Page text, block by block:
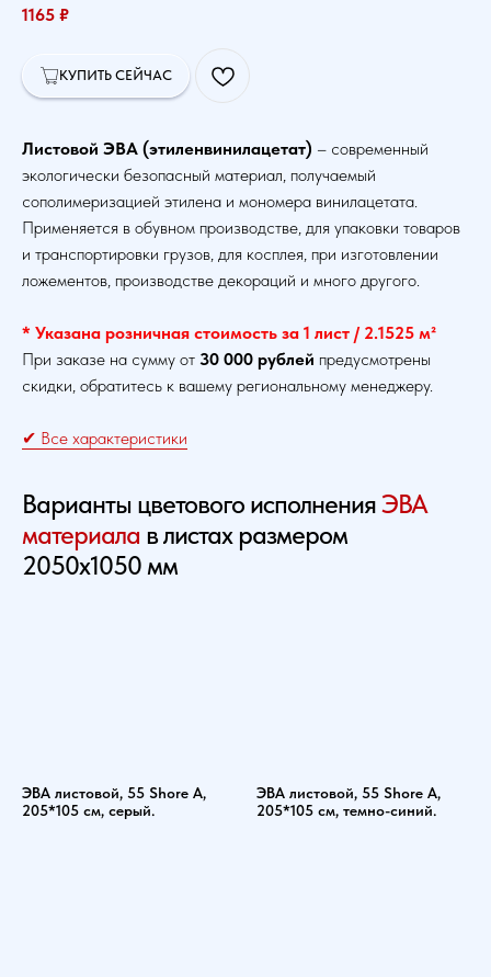
1165 ₽
КУПИТЬ СЕЙЧАС
Листовой ЭВА (этиленвинилацетат) – современный
экологически безопасный материал, получаемый
сополимеризацией этилена и мономера винилацетата.
Применяется в обувном производстве, для упаковки товаров
и транспортировки грузов, для косплея, при изготовлении
ложементов, производстве декораций и много другого.
* Указана розничная стоимость за 1 лист / 2.1525 м²
При заказе на сумму от 30 000 рублей предусмотрены
скидки, обратитесь к вашему региональному менеджеру.
✔ Все характеристики
Варианты цветового исполненияЭВА
материала в листах размером
2050х1050 мм
ЭВА листовой, 55 Shore A,
205*105 см, серый.
ЭВА листовой, 55 Shore A,
205*105 см, темно-синий.